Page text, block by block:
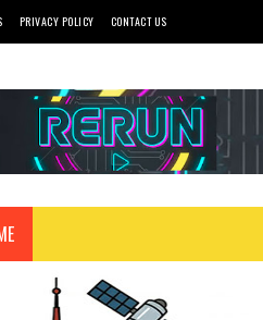
PRIVACY POLICY CONTACT US